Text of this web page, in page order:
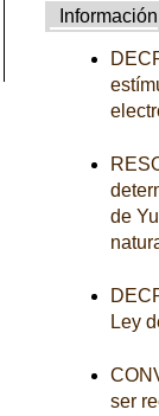
Información
de
Ley
ser